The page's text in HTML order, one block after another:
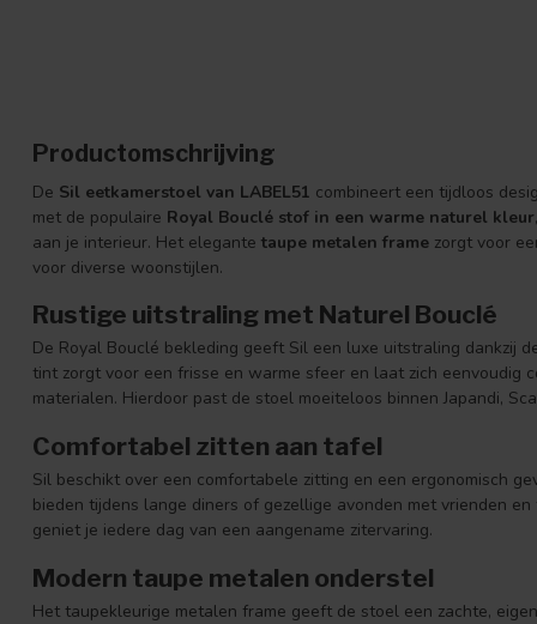
Productomschrijving
De Sil eetkamerstoel van LABEL51 combineert een tijdloos
met de populaire Royal Bouclé stof in een warme naturel kleur
aan je interieur. Het elegante taupe metalen frame zorgt voor
voor diverse woonstijlen.
Rustige uitstraling met Naturel Bouclé
De Royal Bouclé bekleding geeft Sil een luxe uitstraling dankzij
tint zorgt voor een frisse en warme sfeer en laat zich eenvoudig
materialen. Hierdoor past de stoel moeiteloos binnen Japandi,
Comfortabel zitten aan tafel
Sil beschikt over een comfortabele zitting en een ergonomisch
bieden tijdens lange diners of gezellige avonden met vrienden
geniet je iedere dag van een aangename zitervaring.
Modern taupe metalen onderstel
Het taupekleurige metalen frame geeft de stoel een zachte,